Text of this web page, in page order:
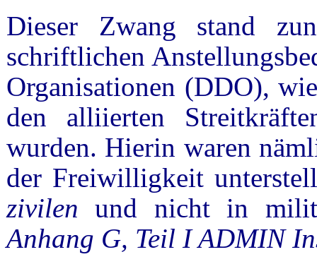
Dieser Zwang stand
schriftlichen
Organisationen (DDO),
den alliierten
wurden. Hierin waren
der Freiwilligkeit
zivilen und nicht in
Anhang G, Teil I ADMIN